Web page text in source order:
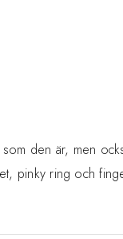
den är, men
pinky ring och